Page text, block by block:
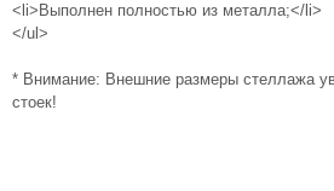
<li>Выполнен полностью из металла;</li>
</ul>
* Внимание: Внешние размеры стеллажа
стоек!